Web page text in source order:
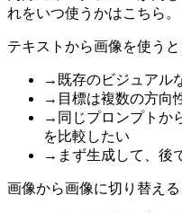
れをいつ使うかはこちら。
テキストから画像を使うと
→ 既存のビジュアル
→ 目標は複数の方向
→ 同じプロンプトか
を比較したい
→ まず生成して、後
画像から画像に切り替える